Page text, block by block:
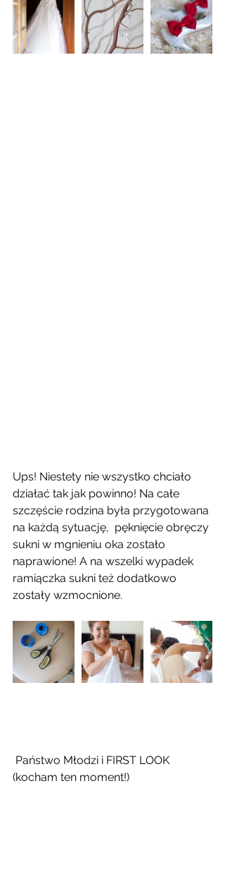
Ups! Niestety nie wszystko chciało
działać tak jak powinno! Na całe
szczęście rodzina była przygotowana
na każdą sytuację,  pęknięcie obręczy
sukni w mgnieniu oka zostało
naprawione! A na wszelki wypadek
ramiączka sukni też dodatkowo
zostały wzmocnione.
(kocham ten moment!)